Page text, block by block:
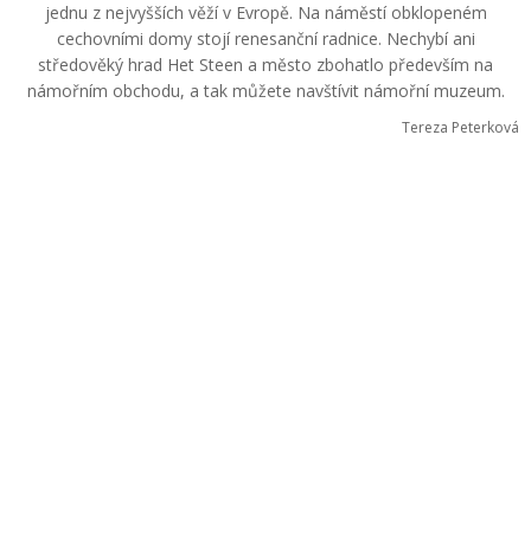
jednu z nejvyšších věží v Evropě. Na náměstí obklopeném
cechovními domy stojí renesanční radnice. Nechybí ani
středověký hrad Het Steen a město zbohatlo především na
námořním obchodu, a tak můžete navštívit námořní muzeum.
Tereza Peterková